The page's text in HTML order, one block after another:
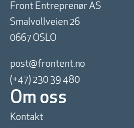
Front Entreprenør AS
Smalvollveien 26
0667 OSLO
post@frontent.no
(+47) 230 39 480
Om oss
Kontakt